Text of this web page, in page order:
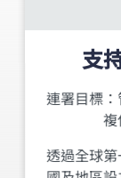
支
連署目標
透過全球